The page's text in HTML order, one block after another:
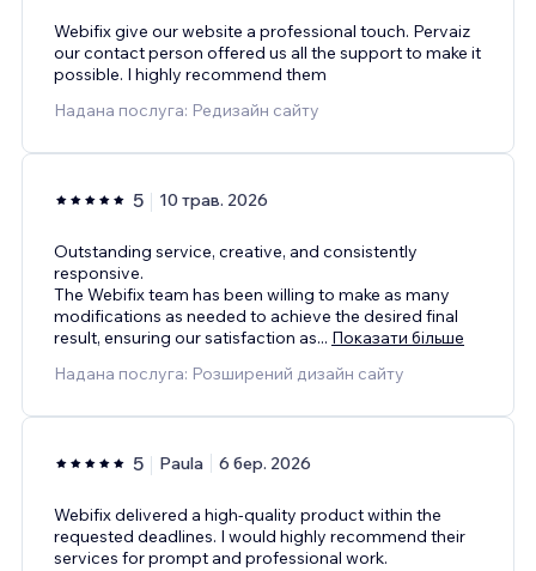
Webifix give our website a professional touch. Pervaiz
our contact person offered us all the support to make it
possible. I highly recommend them
Надана послуга: Редизайн сайту
5 10 трав. 2026
Outstanding service, creative, and consistently
responsive.
The Webifix team has been willing to make as many
modifications as needed to achieve the desired final
result, ensuring our satisfaction as... Показати більше
Надана послуга: Розширений дизайн сайту
5 Paula 6 бер. 2026
Webifix delivered a high-quality product within the
requested deadlines. I would highly recommend their
services for prompt and professional work.